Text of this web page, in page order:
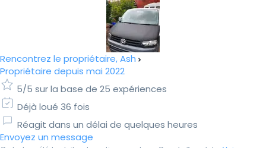
Rencontrez le propriétaire, Ash
Propriétaire depuis mai 2022
5/5 sur la base de 25 expériences
Déjà loué 36 fois
Réagit dans un délai de quelques heures
Envoyez un message